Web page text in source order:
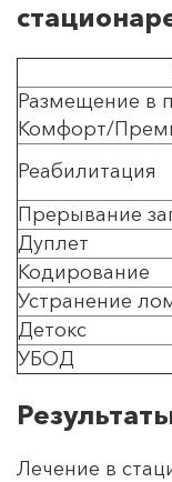
Размещение в
Комфорт/
Реабилитация
Прерывание
Дуплет
Кодирование
Устранение
Детокс
УБОД
Лечение в